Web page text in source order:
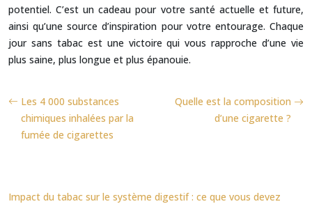
potentiel. C’est un cadeau pour votre santé actuelle et future,
ainsi qu’une source d’inspiration pour votre entourage. Chaque
jour sans tabac est une victoire qui vous rapproche d’une vie
plus saine, plus longue et plus épanouie.
Les 4 000 substances
chimiques inhalées par la
fumée de cigarettes
Quelle est la composition
d’une cigarette ?
Impact du tabac sur le système digestif : ce que vous devez